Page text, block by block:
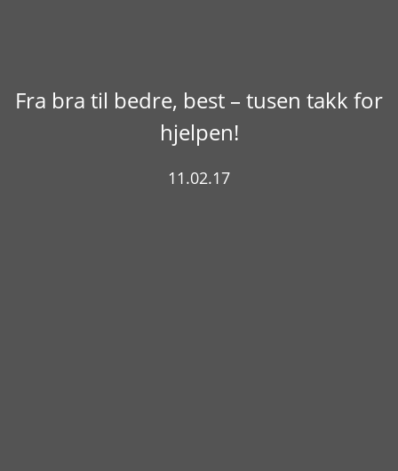
Fra bra til bedre, best – tusen takk for
hjelpen!
11.02.17